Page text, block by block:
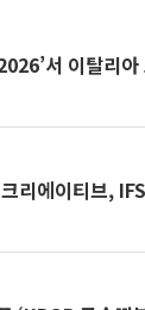
서 이탈리
리에이티브,